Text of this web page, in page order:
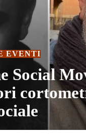
EVENTI
Social